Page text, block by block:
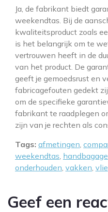
Ja, de fabrikant biedt
weekendtas. Bij de
kwaliteitsproduct zoals
is het belangrijk om te
vertrouwen heeft in de
van het product. De
geeft je gemoedsrust en
fabricagefouten gedekt
om de specifieke
fabrikant te raadplegen
zijn van je rechten als
Tags: afmetingen,
weekendtas, handbagage
onderhouden, vakken,
Geef een